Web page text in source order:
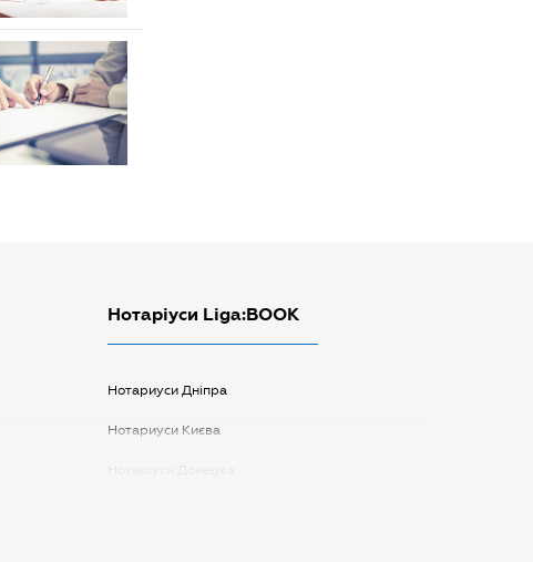
Нотаріуси Liga:BOOK
Нотариуси Дніпра
Нотариуси Києва